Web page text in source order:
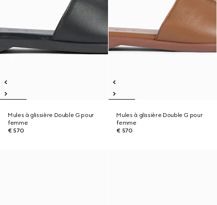
Mules à glissière Double G pour
femme
€ 570
Mules à glissière Double G pour
femme
€ 570